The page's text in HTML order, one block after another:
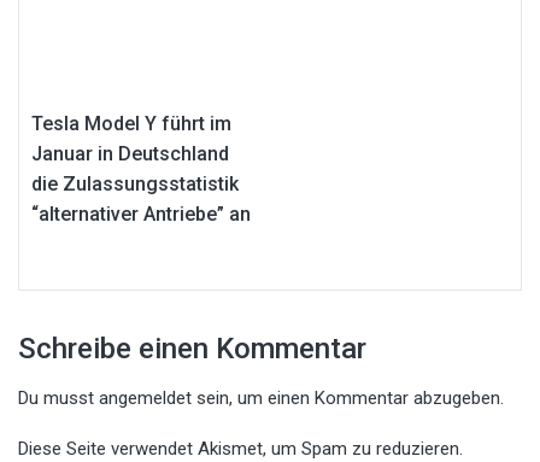
Tesla Model Y führt im
Januar in Deutschland
die Zulassungsstatistik
“alternativer Antriebe” an
Schreibe einen Kommentar
Du musst angemeldet sein, um einen Kommentar abzugeben.
Diese Seite verwendet Akismet, um Spam zu reduzieren.